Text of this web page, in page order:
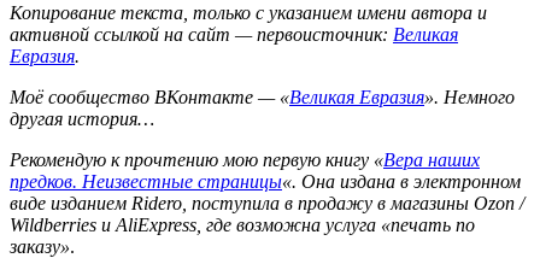
Копирование текста, только с указанием имени автора и
активной ссылкой на сайт — первоисточник: Великая
Евразия.
Моё сообщество ВКонтакте — «Великая Евразия». Немного
другая история…
Рекомендую к прочтению мою первую книгу «Вера наших
предков. Неизвестные страницы«. Она издана в электронном
виде изданием Ridero, поступила в продажу в магазины Ozon /
Wildberries и AliExpress, где возможна услуга «печать по
заказу».